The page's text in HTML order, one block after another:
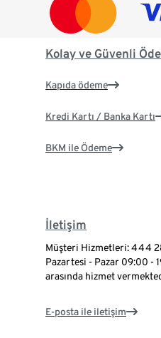
Kolay ve Güvenli
Kapıda ödeme
Kredi Kartı / Banka Kartı
BKM ile Ödeme
İletişim
Müşteri Hizmetleri: 444
Pazartesi - Pazar 09:00 -
arasında hizmet
E-posta ile iletişim